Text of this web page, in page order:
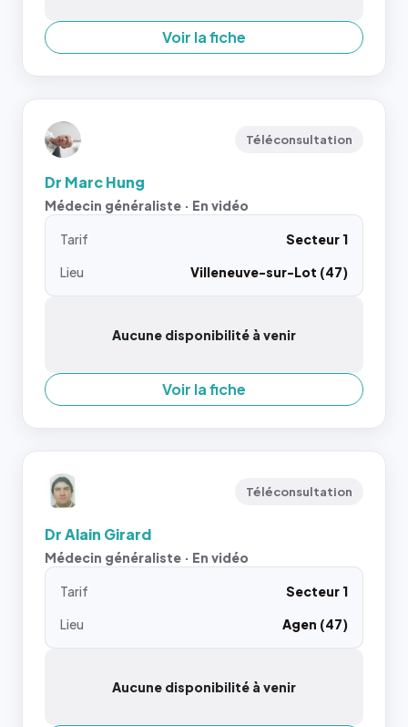
Voir la fiche
Téléconsultation
Dr Marc Hung
Médecin généraliste · En vidéo
Tarif
Secteur 1
Lieu
Villeneuve-sur-Lot (47)
Aucune disponibilité à venir
Voir la fiche
Téléconsultation
Dr Alain Girard
Médecin généraliste · En vidéo
Tarif
Secteur 1
Lieu
Agen (47)
Aucune disponibilité à venir